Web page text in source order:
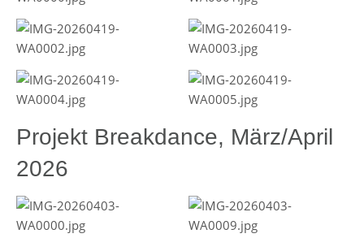
Projekt Breakdance, März/April
2026